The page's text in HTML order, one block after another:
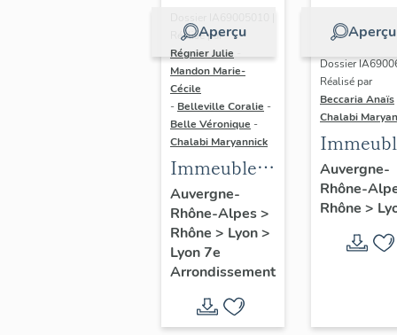
Aperçu
Réalisé par
Régnier Julie
Mandon Marie-
Cécile
- Belleville Coralie -
Belle Véronique -
Chalabi Maryannick
Immeubles
du secteur
d'étude La
Guillotière
Auvergne-
Rhône-Alpes>
Rhône > Lyon>
Lyon 7e
Arrondissement
Aperçu
Dossier
Réalisé par
Beccaria Anaïs
Chalabi
des
Trente
rive
Auvergne-
Rhône-
Rhône >